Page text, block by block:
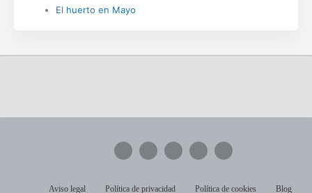
El huerto en Mayo
Aviso legal Política de privacidad Política de cookies Blog